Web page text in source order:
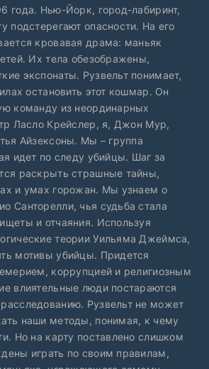
года. Нью-Йорк, город-лабиринт,
подстерегают опасности. На его
кровавая драма: маньяк
Их тела обезображены,
экспонаты. Рузвельт понимает,
остановить этот кошмар. Он
команду из неординарных
Ласло Крейслер, я, Джон Мур,
Айзексоны. Мы – группа
идет по следу убийцы. Шаг за
раскрыть страшные тайны,
и умах горожан. Мы узнаем о
Санторелли, чья судьба стала
и отчаяния. Используя
теории Уильяма Джеймса,
мотивы убийцы. Придется
коррупцией и религиозным
влиятельные люди постараются
Рузвельт не может
наши методы, понимая, к чему
Но на карту поставлено слишком
играть по своим правилам,